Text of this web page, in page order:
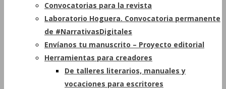
Convocatorias para la revista
Laboratorio Hoguera. Convocatoria permanente
de #NarrativasDigitales
Envíanos tu manuscrito – Proyecto editorial
Herramientas para creadores
De talleres literarios, manuales y
vocaciones para escritores